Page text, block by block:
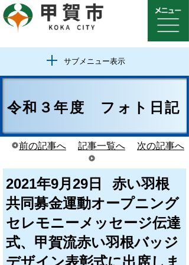
サブメニュー表示
令和３年度 フォト日記
前の記事へ 記事一覧へ 次の記事へ
2021年9月29日
赤い羽根
共同募金運動オープニング
セレモニーメッセージ伝達
式、甲賀流赤い羽根バッジ
デザイン表彰式に出席しま